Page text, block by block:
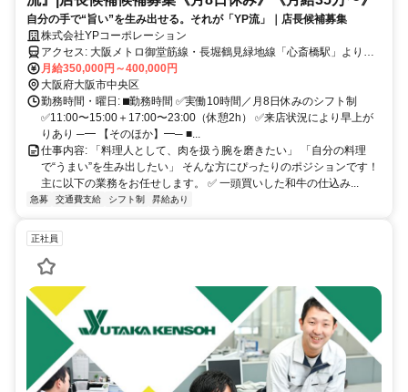
自分の手で“旨い”を生み出せる。それが「YP流」｜店長候補募集
株式会社YPコーポレーション
アクセス: 大阪メトロ御堂筋線・長堀鶴見緑地線「心斎橋駅」より徒
歩1分 大阪メトロ四つ橋線「四ツ橋駅」より徒歩3分
月給350,000円～400,000円
大阪府大阪市中央区
勤務時間・曜日: ⬛︎勤務時間 ✅実働10時間／月8日休みのシフト制
✅11:00〜15:00＋17:00〜23:00（休憩2h） ✅来店状況により早上が
りあり ─━ 【そのほか】━─ ■...
仕事内容: 「料理人として、肉を扱う腕を磨きたい」 「自分の料理
で“うまい”を生み出したい」 そんな方にぴったりのポジションです！
主に以下の業務をお任せします。 ✅ 一頭買いした和牛の仕込み...
急募 交通費支給 シフト制 昇給あり
正社員